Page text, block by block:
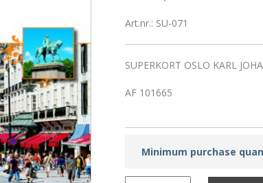
Art.nr.: SU-071
SUPERKORT OSLO KARL
AF 101665
Minimum purchase